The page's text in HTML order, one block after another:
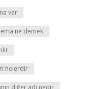
var
ne demek
nelerdir
diğer adı nedir